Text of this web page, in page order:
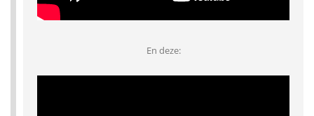
En deze: